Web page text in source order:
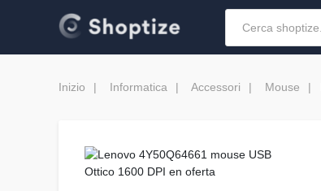
Inizio Informatica Accessori Mouse